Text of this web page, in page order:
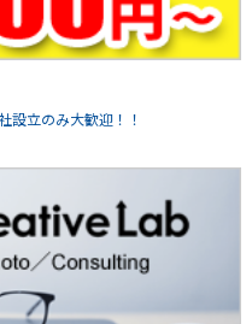
設立のみ大歓迎！！